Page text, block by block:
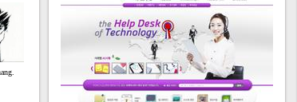
模板 银色模板 咖啡模板 粉红模板
信小程序/APP开发 联系我们